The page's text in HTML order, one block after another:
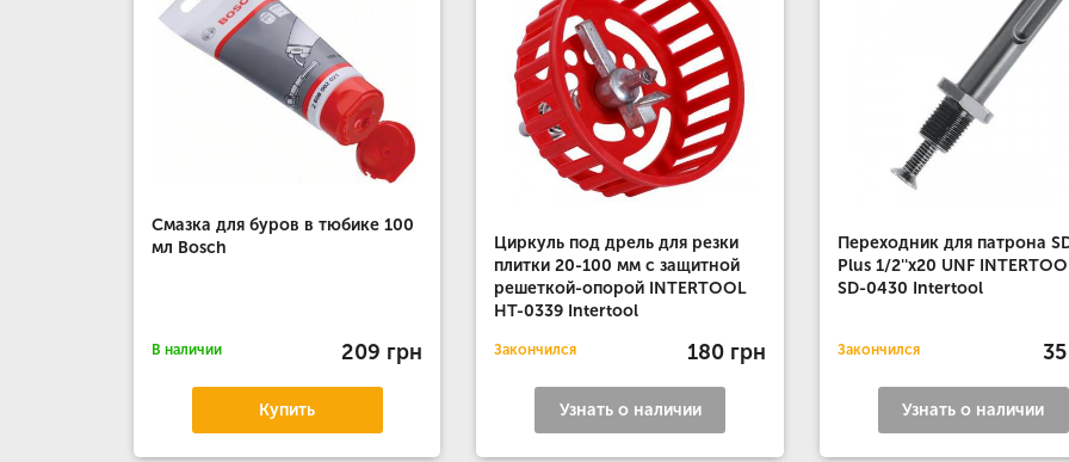
Смазка для буров в тюбике 100
мл Bosch
В наличии 209 грн
Купить
Циркуль под дрель для резки
плитки 20-100 мм с защитной
решеткой-опорой INTERTOOL
HT-0339 Intertool
Закончился 180 грн
Узнать о наличии
Переходник для патрона
Plus 1/2''x20 UNF
SD-0430 Intertool
Закончился
Узнать о наличии